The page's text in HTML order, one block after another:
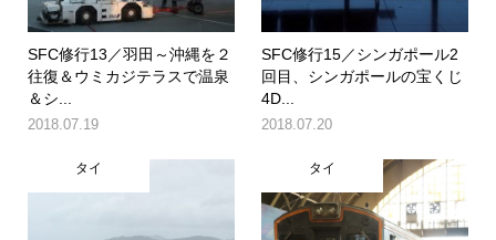
SFC修行13／羽田～沖縄を２
往復＆ウミカジテラスで温泉
＆シ...
2018.07.19
SFC修行15／シンガポール2
回目、シンガポールの宝くじ
4D...
2018.07.20
タイ タイ